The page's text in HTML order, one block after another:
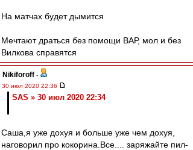
На матчах будет дымится
Мечтают драться без помощи ВАР, мол и без
Вилкова справятся
Nikiforoff -
30 июл 2020 22:36
SAS » 30 июл 2020 22:34
Саша,я уже дохуя и больше уже чем дохуя,
наговорил про кокорина.Все.... заряжайте пил-